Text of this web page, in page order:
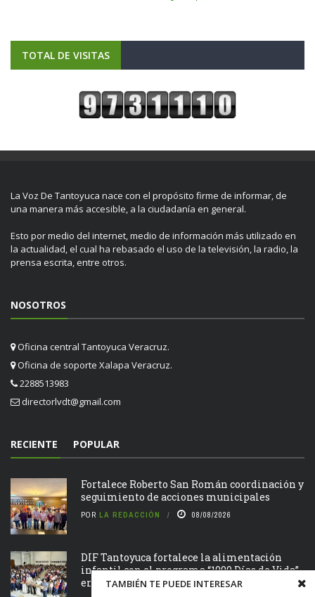
TAMBIÉN TE PUEDE INTERESAR
TOTAL DE VISITAS
La Voz De Tantoyuca nace con el propósito firme de informar, de
una manera más accesible, a la ciudadanía en general.
Esto por medio del internet, medio de información más utilizado en
la actualidad, el cual ha rebasado el uso de la televisión, la radio, la
prensa escrita, entre otros.
NOSOTROS
Oficina central Tantoyuca Veracruz.
Oficina de soporte Xalapa Veracruz.
2288513983
directorlvdt@gmail.com
RECIENTE POPULAR
Fortalece Roberto San Román coordinación y
seguimiento de acciones municipales
POR LA REDACCIÓN 08/08/2026
DIF Tantoyuca fortalece la alimentación
infantil con el programa “1000 Días de Vida”
en Tantoyuca